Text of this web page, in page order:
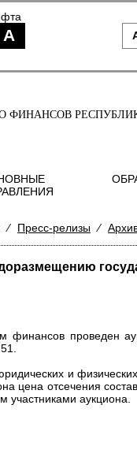
A
ФИНАНСОВ
⁄ Пресс-релизы ⁄
финансов проведен
и
цена отсечения
аукциона.